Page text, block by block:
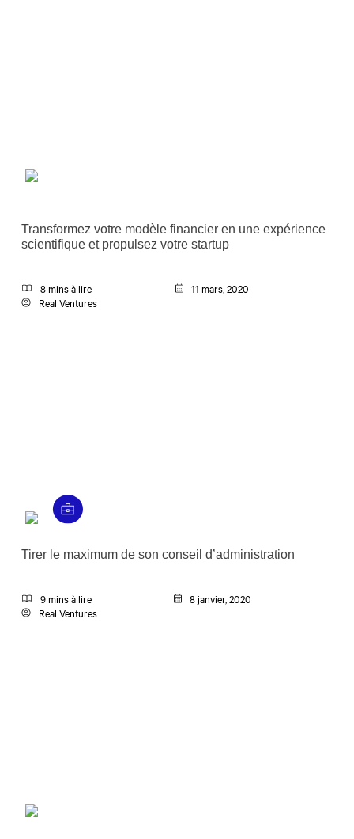
Transformez votre modèle financier en une expérience
scientifique et propulsez votre startup
8 mins à lire
11 mars, 2020
Real Ventures
Tirer le maximum de son conseil d’administration
9 mins à lire
8 janvier, 2020
Real Ventures